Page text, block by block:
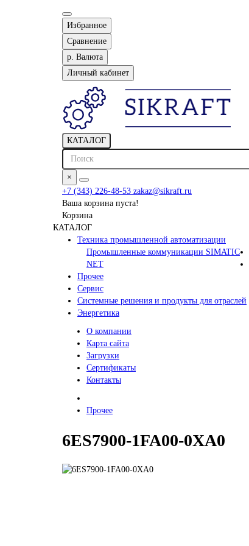
Избранное
Сравнение
р. Валюта
Личный кабинет
КАТАЛОГ
×
+7 (343) 226-48-53 zakaz@sikraft.ru
Ваша корзина пуста!
Корзина
КАТАЛОГ
Техника промышленной автоматизации
Промышленные коммуникации SIMATIC
NET
Прочее
Сервис
Системные решения и продукты для отраслей
Энергетика
О компании
Карта сайта
Загрузки
Сертификаты
Контакты
Прочее
6ES7900-1FA00-0XA0